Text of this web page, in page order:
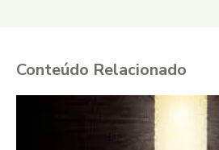
Conteúdo Relacionado